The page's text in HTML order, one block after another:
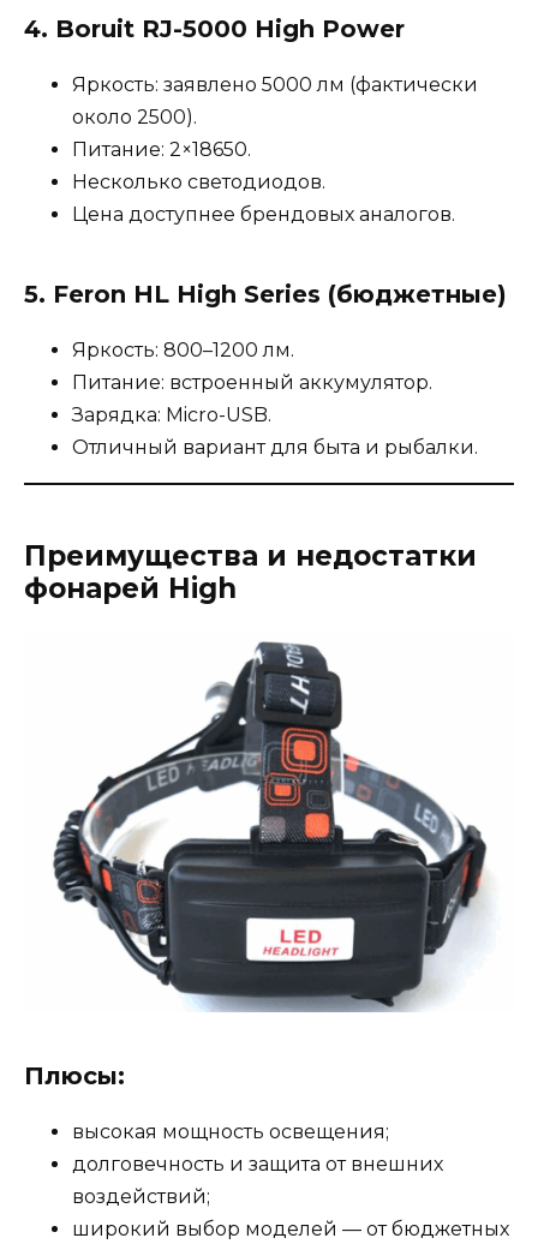
4. Boruit RJ-5000 High Power
Яркость: заявлено 5000 лм (фактически
около 2500).
Питание: 2×18650.
Несколько светодиодов.
Цена доступнее брендовых аналогов.
5. Feron HL High Series (бюджетные)
Яркость: 800–1200 лм.
Питание: встроенный аккумулятор.
Зарядка: Micro-USB.
Отличный вариант для быта и рыбалки.
Преимущества и недостатки
фонарей High
Плюсы:
высокая мощность освещения;
долговечность и защита от внешних
воздействий;
широкий выбор моделей — от бюджетных